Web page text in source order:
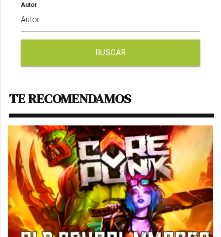
Autor
BUSCAR
TE RECOMENDAMOS